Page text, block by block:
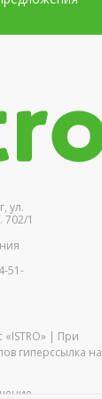
ул.
702/1
51-
| При
гиперссылка на